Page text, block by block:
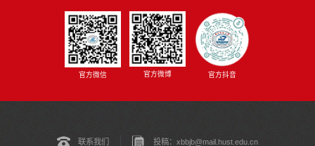
官方微信 官方微博 官方抖音
联系我们 投稿：xbbjb@mail.hust.edu.cn